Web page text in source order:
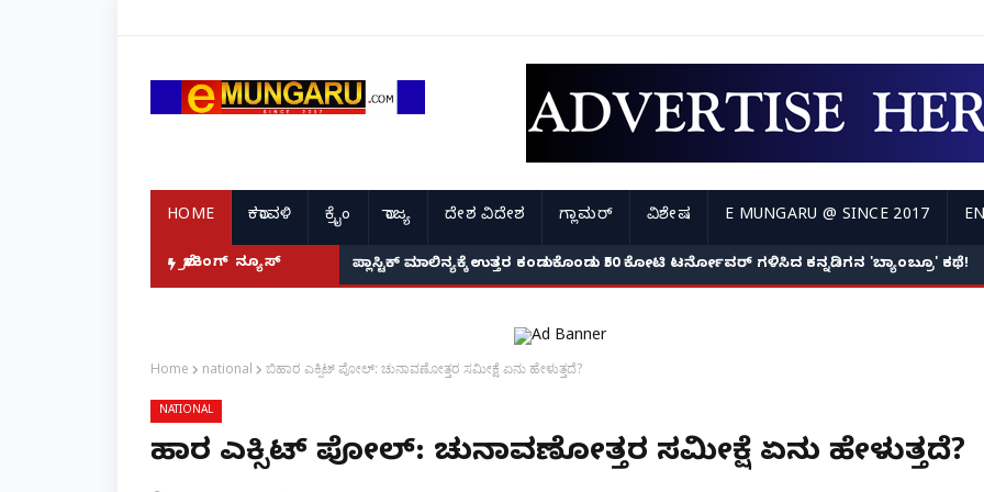
HOME ಕರಾವಳಿ ಕ್ರೈಂ ರಾಜ್ಯ ದೇಶ ವಿದೇಶ ಗ್ಲಾಮರ್ ವಿಶೇಷ E MUNGARU @ SINCE 2017
ಬ್ರೇಕಿಂಗ್ ನ್ಯೂಸ್ ಪ್ಲಾಸ್ಟಿಕ್ ಮಾಲಿನ್ಯಕ್ಕೆ ಉತ್ತರ ಕಂಡುಕೊಂಡು ₹50 ಕೋಟಿ ಟರ್ನೋವರ್ ಗಳಿಸಿದ ಕನ್ನಡಿಗನ 'ಬ್ಯಾಂಬ್ರೂ' ಕಥೆ!
Home national ಬಿಹಾರ ಎಕ್ಸಿಟ್ ಪೋಲ್: ಚುನಾವಣೋತ್ತರ ಸಮೀಕ್ಷೆ ಏನು ಹೇಳುತ್ತದೆ?
NATIONAL
ಬಿಹಾರ ಎಕ್ಸಿಟ್ ಪೋಲ್: ಚುನಾವಣೋತ್ತರ ಸಮೀಕ್ಷೆ ಏನು ಹೇಳುತ್ತದೆ?